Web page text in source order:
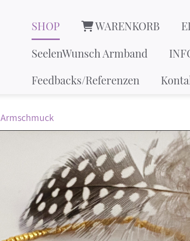
SHOP WARENKORB
SeelenWunsch Armband
Feedbacks/Referenzen
Armschmuck